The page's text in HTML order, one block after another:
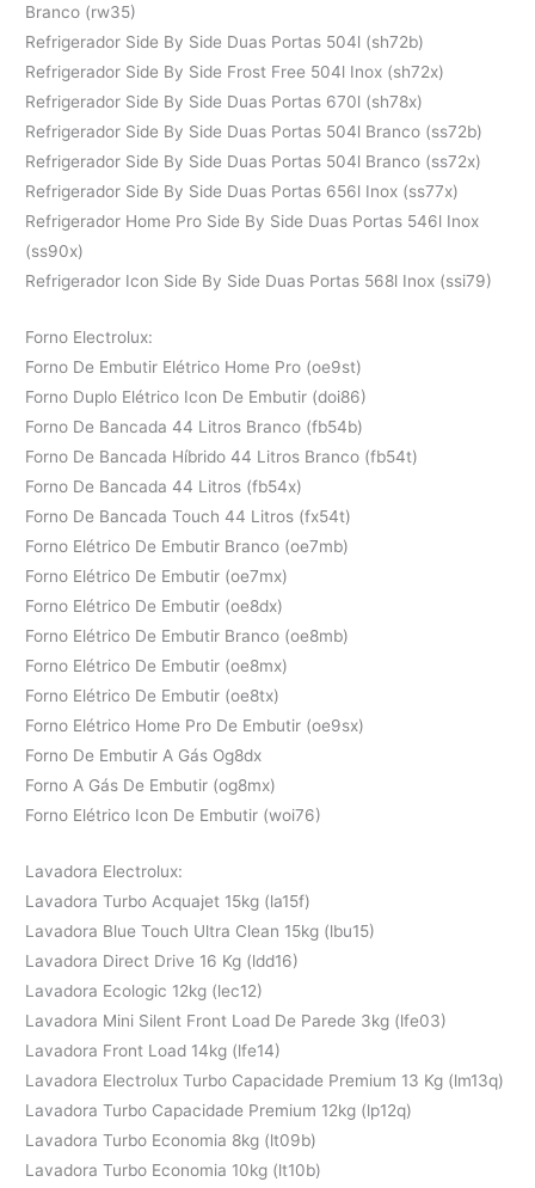
Branco (rw35)
Refrigerador Side By Side Duas Portas 504l (sh72b)
Refrigerador Side By Side Frost Free 504l Inox (sh72x)
Refrigerador Side By Side Duas Portas 670l (sh78x)
Refrigerador Side By Side Duas Portas 504l Branco (ss72b)
Refrigerador Side By Side Duas Portas 504l Branco (ss72x)
Refrigerador Side By Side Duas Portas 656l Inox (ss77x)
Refrigerador Home Pro Side By Side Duas Portas 546l Inox
(ss90x)
Refrigerador Icon Side By Side Duas Portas 568l Inox (ssi79)
Forno Electrolux:
Forno De Embutir Elétrico Home Pro (oe9st)
Forno Duplo Elétrico Icon De Embutir (doi86)
Forno De Bancada 44 Litros Branco (fb54b)
Forno De Bancada Híbrido 44 Litros Branco (fb54t)
Forno De Bancada 44 Litros (fb54x)
Forno De Bancada Touch 44 Litros (fx54t)
Forno Elétrico De Embutir Branco (oe7mb)
Forno Elétrico De Embutir (oe7mx)
Forno Elétrico De Embutir (oe8dx)
Forno Elétrico De Embutir Branco (oe8mb)
Forno Elétrico De Embutir (oe8mx)
Forno Elétrico De Embutir (oe8tx)
Forno Elétrico Home Pro De Embutir (oe9sx)
Forno De Embutir A Gás Og8dx
Forno A Gás De Embutir (og8mx)
Forno Elétrico Icon De Embutir (woi76)
Lavadora Electrolux:
Lavadora Turbo Acquajet 15kg (la15f)
Lavadora Blue Touch Ultra Clean 15kg (lbu15)
Lavadora Direct Drive 16 Kg (ldd16)
Lavadora Ecologic 12kg (lec12)
Lavadora Mini Silent Front Load De Parede 3kg (lfe03)
Lavadora Front Load 14kg (lfe14)
Lavadora Electrolux Turbo Capacidade Premium 13 Kg (lm13q)
Lavadora Turbo Capacidade Premium 12kg (lp12q)
Lavadora Turbo Economia 8kg (lt09b)
Lavadora Turbo Economia 10kg (lt10b)